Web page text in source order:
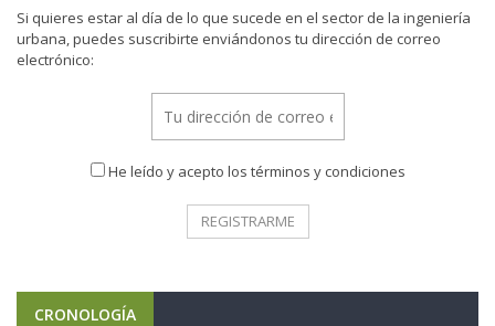
Si quieres estar al día de lo que sucede en el sector de la ingeniería
urbana, puedes suscribirte enviándonos tu dirección de correo
electrónico:
He leído y acepto los términos y condiciones
CRONOLOGÍA